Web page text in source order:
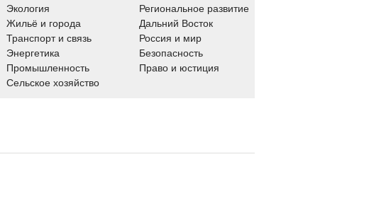
Экология
Жильё и города
Транспорт и связь
Энергетика
Промышленность
Сельское хозяйство
Региональное развитие
Дальний Восток
Россия и мир
Безопасность
Право и юстиция